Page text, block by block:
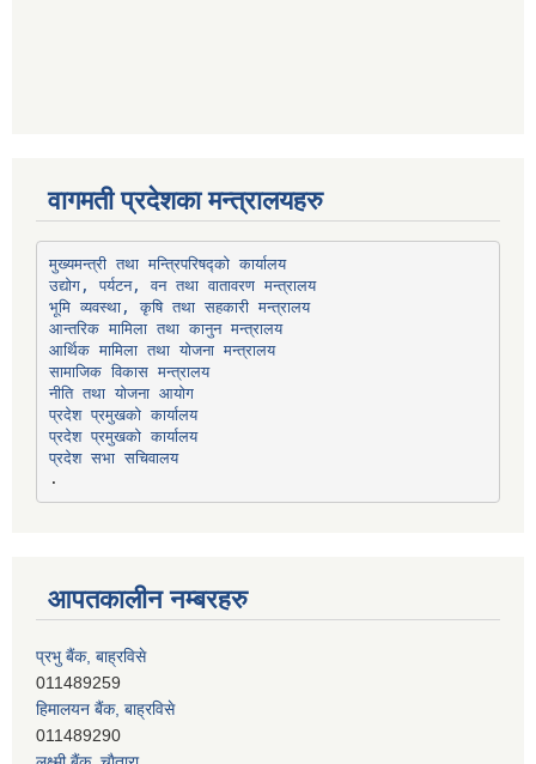
वागमती प्रदेशका मन्त्रालयहरु
मुख्यमन्त्री तथा मन्त्रिपरिषद्को कार्यालय
उद्योग, पर्यटन, वन तथा वातावरण मन्त्रालय
भूमि व्यवस्था, कृषि तथा सहकारी मन्त्रालय
आन्तरिक मामिला तथा कानुन मन्त्रालय
आर्थिक मामिला तथा योजना मन्त्रालय
सामाजिक विकास मन्त्रालय
नीति तथा योजना आयोग
प्रदेश प्रमुखको कार्यालय
प्रदेश प्रमुखको कार्यालय
प्रदेश सभा सचिवालय
आपतकालीन नम्बरहरु
प्रभु बैंक, बाह्रविसे
011489259
हिमालयन बैंक, बाह्रविसे
011489290
लक्ष्मी बैंक, चाैतारा